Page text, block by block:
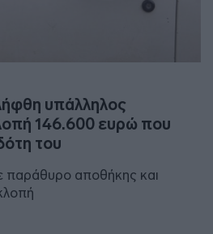
υπάλληλος
146.600 ευρώ που
του
αποθήκης και